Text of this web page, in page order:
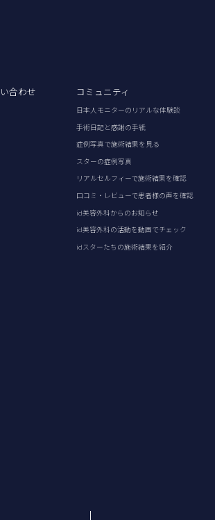
合わせ コミュニティ
日本人モニターのリアルな体験談
手術日記と感謝の手紙
症例写真で施術結果を見る
スターの症例写真
リアルセルフィーで施術結果を確認
口コミ・レビューで患者様の声を確認
id美容外科からのお知らせ
id美容外科の活動を動画でチェック
idスターたちの施術結果を紹介